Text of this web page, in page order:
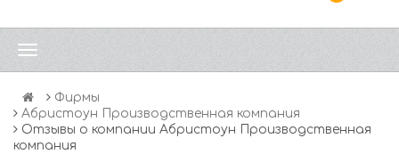
Фирмы
Абристоун Производственная компания
Отзывы о компании Абристоун Производственная
компания